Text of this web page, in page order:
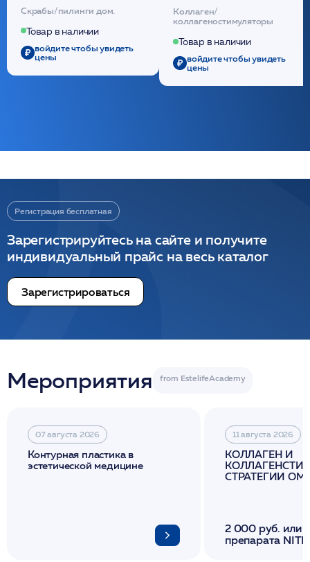
кислотой обновляющая
(30шт) /HP
Скрабы/пилинги дом.
Товар в наличии
войдите чтобы увидеть
цены
внутридермальный,
стерильный на основе
полидиоксанона
/ULTRACOL
Коллаген/
коллагеностимуляторы
Товар в наличии
войдите чтобы увидеть
цены
Регистрация бесплатная
Зарегистрируйтесь на сайте и получите
индивидуальный прайс на весь каталог
Зарегистрироваться
Мероприятия
07 августа 2026
Контурная пластика в
эстетической медицине
11 августа 2026
КОЛЛАГЕН И
СТРАТЕГИИ
2 000 руб. или
препарата